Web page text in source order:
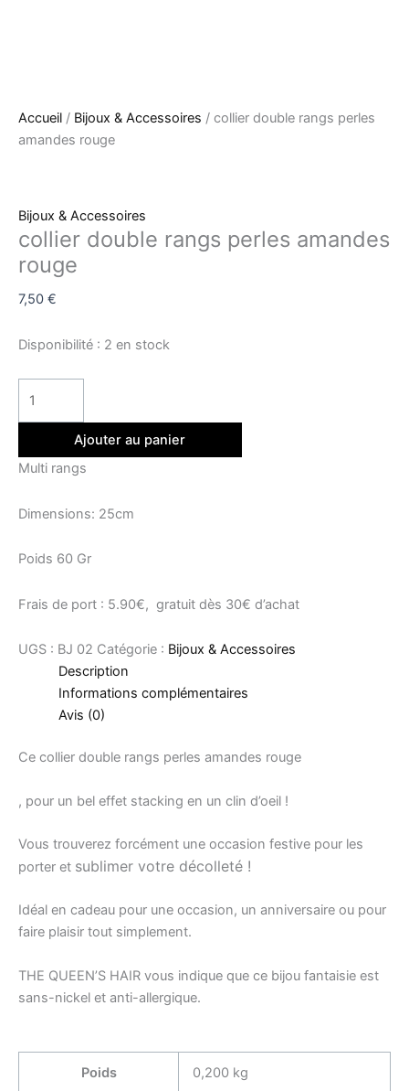
Accueil / Bijoux & Accessoires / collier double rangs perles
amandes rouge
Bijoux & Accessoires
collier double rangs perles amandes
rouge
7,50 €
Disponibilité : 2 en stock
Ajouter au panier
Multi rangs
Dimensions: 25cm
Poids 60 Gr
Frais de port : 5.90€, gratuit dès 30€ d’achat
UGS : BJ 02 Catégorie : Bijoux & Accessoires
Description
Informations complémentaires
Avis (0)
Ce collier double rangs perles amandes rouge
, pour un bel effet stacking en un clin d’oeil !
Vous trouverez forcément une occasion festive pour les
porter et sublimer votre décolleté !
Idéal en cadeau pour une occasion, un anniversaire ou pour
faire plaisir tout simplement.
THE QUEEN’S HAIR vous indique que ce bijou fantaisie est
sans-nickel et anti-allergique.
Poids
0,200 kg